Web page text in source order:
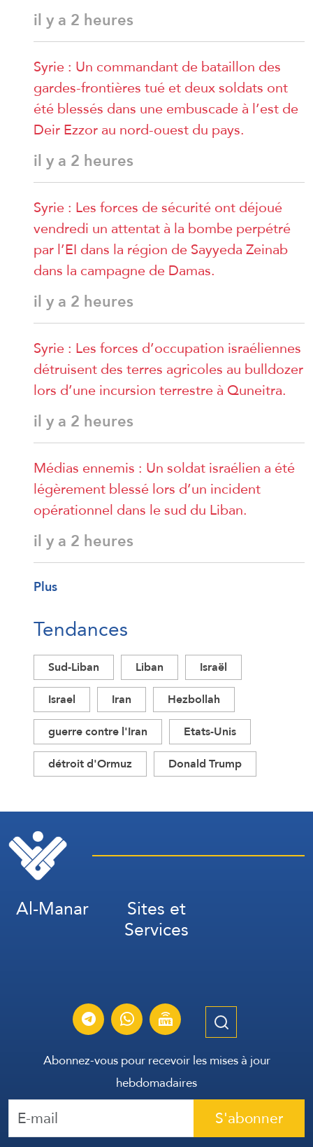
il y a 2 heures
Syrie : Un commandant de bataillon des
gardes-frontières tué et deux soldats ont
été blessés dans une embuscade à l’est de
Deir Ezzor au nord-ouest du pays.
il y a 2 heures
Syrie : Les forces de sécurité ont déjoué
vendredi un attentat à la bombe perpétré
par l’EI dans la région de Sayyeda Zeinab
dans la campagne de Damas.
il y a 2 heures
Syrie : Les forces d’occupation israéliennes
détruisent des terres agricoles au bulldozer
lors d’une incursion terrestre à Quneitra.
il y a 2 heures
Médias ennemis : Un soldat israélien a été
légèrement blessé lors d’un incident
opérationnel dans le sud du Liban.
il y a 2 heures
Plus
Tendances
Sud-Liban Liban
Israël
Israel
Iran
Hezbollah
guerre contre l'Iran
Etats-Unis
détroit d'Ormuz
Donald Trump
Al-Manar Sites et
Services
Abonnez-vous pour recevoir les mises à jour
hebdomadaires
S'abonner